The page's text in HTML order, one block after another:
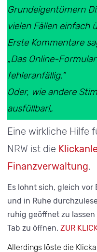
Grundeigentümern
vielen Fällen einfach
Erste Kommentare
„Das Online-
fehleranfällig.“
Oder, wie andere
ausfüllbar!„
Eine wirkliche Hilfe
NRW ist die
Finanzverwaltung.
Es lohnt sich, gleich vor
und in Ruhe
ruhig geöffnet zu
Tab zu öffnen. ZUR
Allerdings löste die